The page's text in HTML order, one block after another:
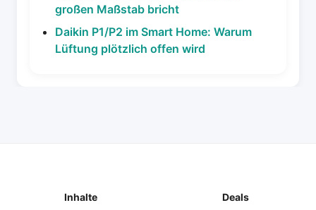
großen Maßstab bricht
Daikin P1/P2 im Smart Home: Warum
Lüftung plötzlich offen wird
Inhalte Deals